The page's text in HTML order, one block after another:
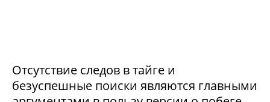
Отсутствие следов в тайге и
безуспешные поиски являются главными